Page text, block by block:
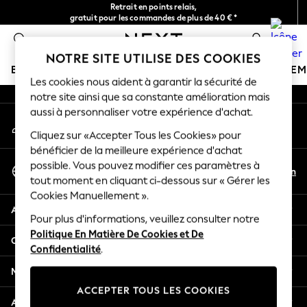
Retrait en points relais,
gratuit pour les commandes de plus de 40 € *
Livraison en 2-3 jours ouvrés*
BOUTIQUE VACANCES
HOLIDAY SHOP
Women's Holiday Shop
All Swimwear
All Beachwear
Bags & Accessories
Beach Dresses & Kaftans
Dresses
Flip Flops
Sliders
Jumpsuits & Playsuits
Linen Collection
Sandals
An error occurred on client
Nos réseaux sociaux
Mon compte
Connexion à votre compte
Sélectionnez Votre Langue
Français
En
Aide
Confidentialité et mentions légales
Ministères
Autres services
NOTRE SITE UTILISE DES COOKIES
Les cookies nous aident à garantir la sécurité de
notre site ainsi que sa constante amélioration mais
aussi à personnaliser votre expérience d'achat.
Cliquez sur «Accepter Tous les Cookies» pour
bénéficier de la meilleure expérience d'achat
possible. Vous pouvez modifier ces paramètres à
tout moment en cliquant ci-dessous sur « Gérer les
Cookies Manuellement ».
Pour plus d'informations, veuillez consulter notre
Politique En Matière De Cookies et De
Confidentialité.
ACCEPTER TOUS LES COOKIES